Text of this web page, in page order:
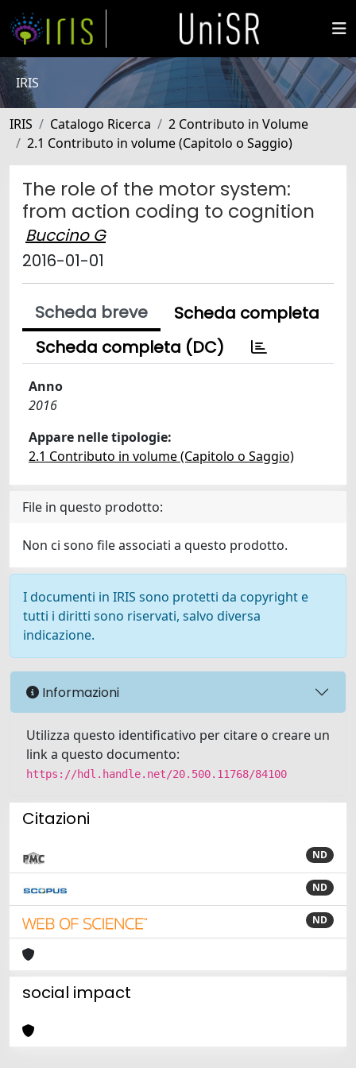
IRIS
IRIS Catalogo Ricerca
2 Contributo in Volume
2.1 Contributo in volume (Capitolo o Saggio)
The role of the motor system:
from action coding to cognition
Buccino G
2016-01-01
Scheda breve
Scheda completa
Scheda completa (DC)
Anno
2016
Appare nelle tipologie:
2.1 Contributo in volume (Capitolo o Saggio)
File in questo prodotto:
Non ci sono file associati a questo prodotto.
I documenti in IRIS sono protetti da copyright e
tutti i diritti sono riservati, salvo diversa
indicazione.
Informazioni
Utilizza questo identificativo per citare o creare un
link a questo documento:
https://hdl.handle.net/20.500.11768/84100
Citazioni
ND
ND
ND
social impact